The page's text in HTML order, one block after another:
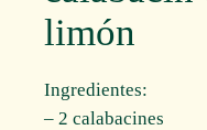
limón
Ingredientes:
– 2 calabacines